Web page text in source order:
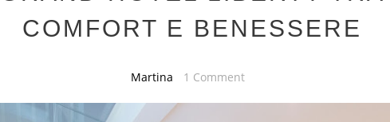
COMFORT E BENESSERE
Martina 1 Comment